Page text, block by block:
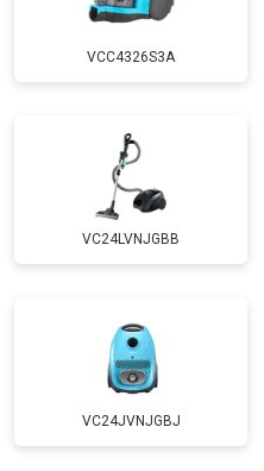
VCC4326S3A
VC24LVNJGBB
VC24JVNJGBJ